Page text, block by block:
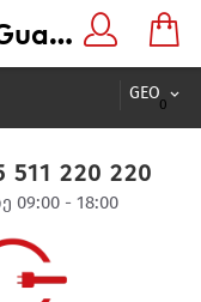
GEO
0
511 220 220
- 18:00
PVC Conduit Light Guage ელექტრო გაყვანილობის პლასტმასის მყარი მილი 32mm - 220.ge